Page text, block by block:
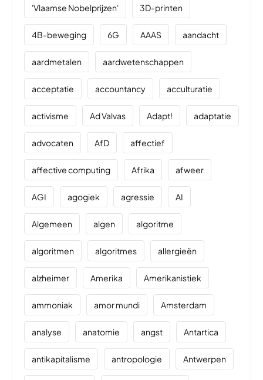
'Vlaamse Nobelprijzen' 3D-printen
4B-beweging 6G AAAS aandacht
aardmetalen aardwetenschappen
acceptatie accountancy acculturatie
activisme Ad Valvas Adapt! adaptatie
advocaten AfD affectief
affective computing Afrika afweer
AGI agogiek agressie AI
Algemeen algen algoritme
algoritmen algoritmes allergieën
alzheimer Amerika Amerikanistiek
ammoniak amor mundi Amsterdam
analyse anatomie angst Antartica
antikapitalisme antropologie Antwerpen